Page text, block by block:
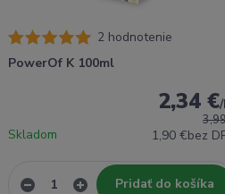
2 hodnotenie
PowerOf K 100ml
2,34 €/
1,90 €bez
Skladom
Pridať do košíka